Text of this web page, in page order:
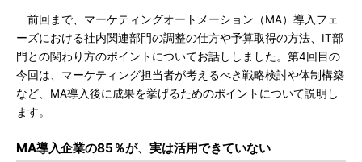
前回まで、マーケティングオートメーション（MA）導入フェ
ーズにおける社内関連部門の調整の仕方や予算取得の方法、IT部
門との関わり方のポイントについてお話ししました。第4回目の
今回は、マーケティング担当者が考えるべき戦略検討や体制構築
など、MA導入後に成果を挙げるためのポイントについて説明し
ます。
MA導入企業の85％が、実は活用できていない